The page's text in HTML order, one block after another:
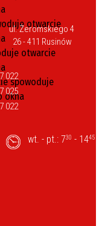
ul. Żeromskiego 4
26 - 411 Rusinów
022
025
022
wt. - pt.: 730 - 1445